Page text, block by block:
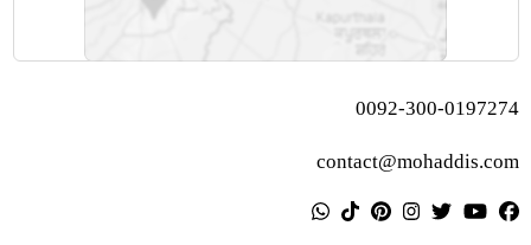
0092-300-0197274
contact@mohaddis.com